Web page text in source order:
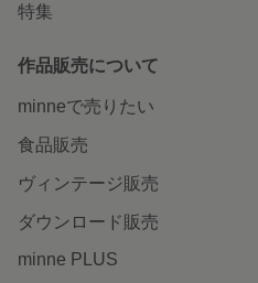
特集
作品販売について
minneで売りたい
食品販売
ヴィンテージ販売
ダウンロード販売
minne PLUS